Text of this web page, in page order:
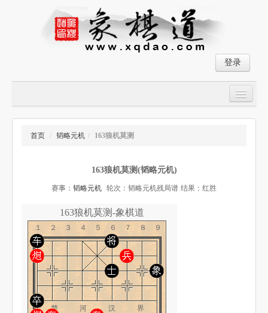
登录
大师对局
象棋小游戏
首页 / 韬略元机 / 163狼机莫测
163狼机莫测(韬略元机)
赛事： 韬略元机 轮次：韬略元机残局谱 结果：红胜
163狼机莫测-象棋道
１２３４５６７８９
楚 河 汉 界